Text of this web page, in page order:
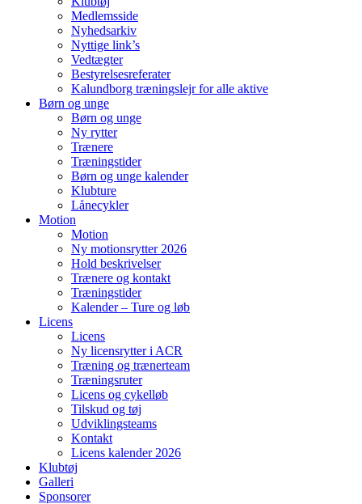
Medlemsside
Nyhedsarkiv
Nyttige link’s
Vedtægter
Bestyrelsesreferater
Kalundborg træningslejr for alle aktive
Børn og unge
Børn og unge
Ny rytter
Trænere
Træningstider
Børn og unge kalender
Klubture
Lånecykler
Motion
Motion
Ny motionsrytter 2026
Hold beskrivelser
Trænere og kontakt
Træningstider
Kalender – Ture og løb
Licens
Licens
Ny licensrytter i ACR
Træning og trænerteam
Træningsruter
Licens og cykelløb
Tilskud og tøj
Udviklingsteams
Kontakt
Licens kalender 2026
Klubtøj
Galleri
Sponsorer